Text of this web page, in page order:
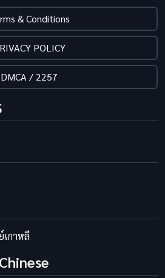
& Conditions
POLICY
DMCA / 2257
เกาหลี